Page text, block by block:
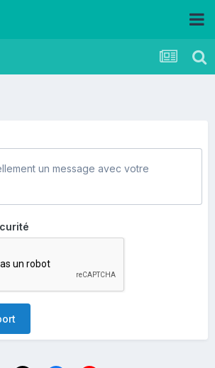
un message avec votre